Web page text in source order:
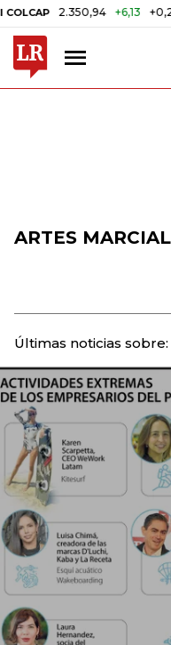
2.350,94 +6,13 +0,26%
ARTES
Últimas noticias sobre: